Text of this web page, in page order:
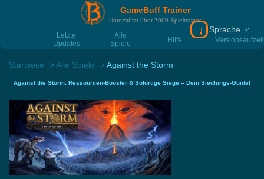
GameBuff Trainer
Unterstützt über 7000 Spieltrainer
Letzte
Updates
Alle
Spiele
Hilfe
Download
Sprache
Startseite Alle Spiele Against the Storm
Against the Storm: Ressourcen-Booster & Sofortige Siege – Dein Siedlungs-Guide!